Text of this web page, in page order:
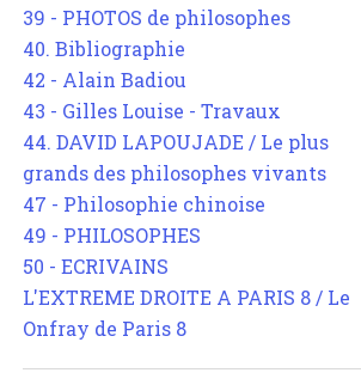
39 - PHOTOS de philosophes
40. Bibliographie
42 - Alain Badiou
43 - Gilles Louise - Travaux
44. DAVID LAPOUJADE / Le plus
grands des philosophes vivants
47 - Philosophie chinoise
49 - PHILOSOPHES
50 - ECRIVAINS
L'EXTREME DROITE A PARIS 8 / Le
Onfray de Paris 8